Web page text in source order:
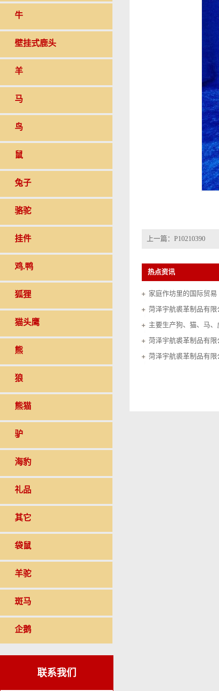
牛
壁挂式鹿头
羊
马
鸟
鼠
兔子
骆驼
挂件
鸡.鸭
狐狸
猫头鹰
熊
狼
熊猫
驴
海豹
礼品
其它
袋鼠
羊驼
斑马
企鹅
联系我们
上一篇： P10210390
热点资讯
家庭作坊里的国际贸易
菏泽宇航裘革制品有
菏泽宇航裘革制品有限
菏泽宇航裘革制品有限